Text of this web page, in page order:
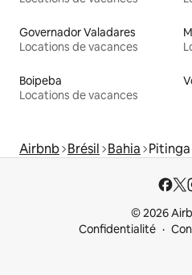
Governador Valadares
Locations de vacances
Boipeba
Locations de vacances
Airbnb Brésil Bahia Pitinga
© 2026
Confidentialité